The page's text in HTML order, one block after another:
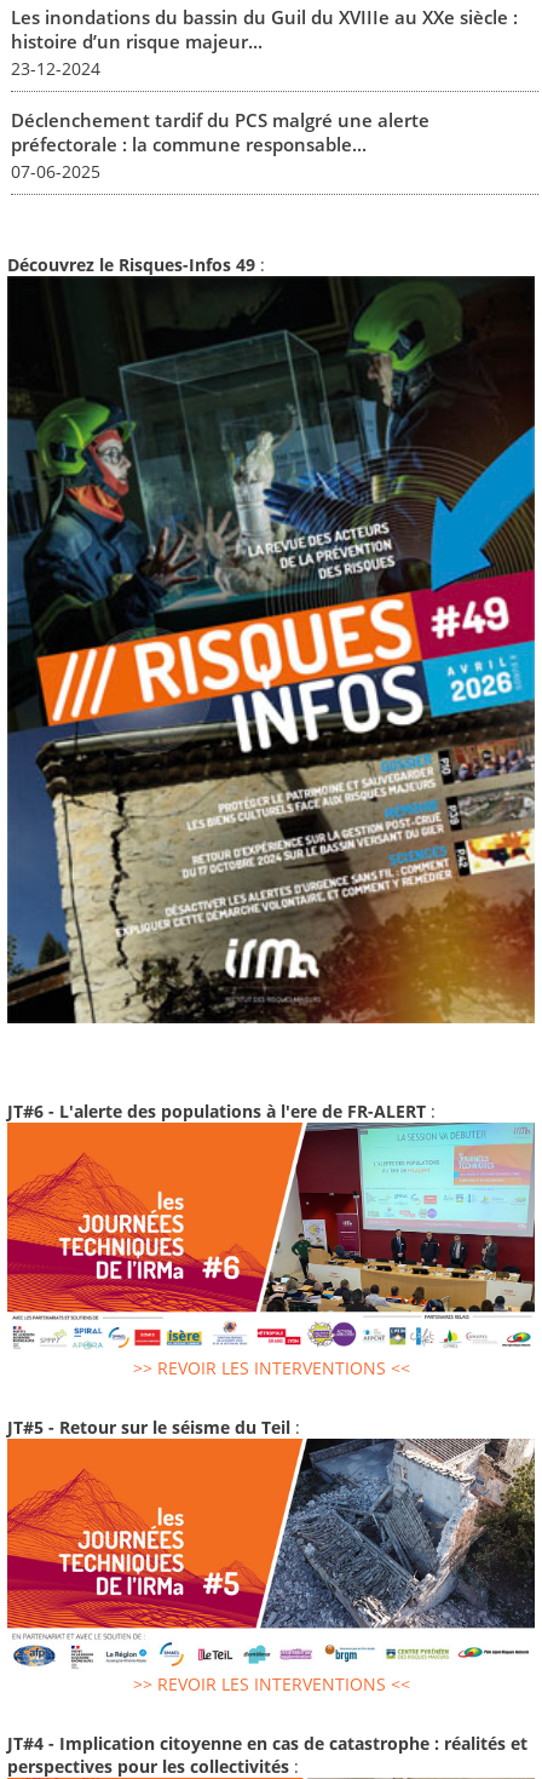
Les inondations du bassin du Guil du XVIIIe au XXe siècle :
histoire d’un risque majeur...
23-12-2024
Déclenchement tardif du PCS malgré une alerte
préfectorale : la commune responsable...
07-06-2025
Découvrez le Risques-Infos 49 :
JT#6 - L'alerte des populations à l'ere de FR-ALERT :
>> REVOIR LES INTERVENTIONS <<
JT#5 - Retour sur le séisme du Teil :
>> REVOIR LES INTERVENTIONS <<
JT#4 - Implication citoyenne en cas de catastrophe : réalités et
perspectives pour les collectivités :